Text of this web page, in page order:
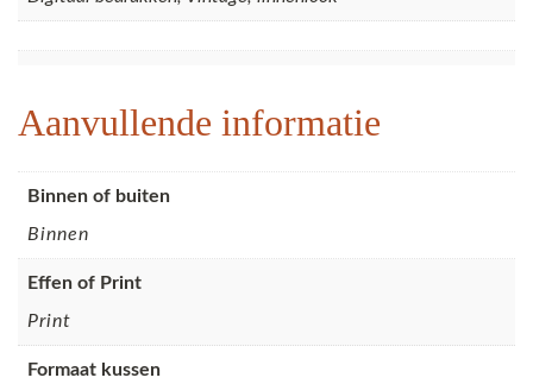
Aanvullende informatie
Binnen of buiten
Binnen
Effen of Print
Print
Formaat kussen